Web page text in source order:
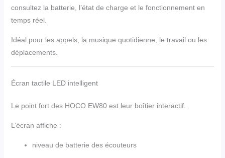
consultez la batterie, l’état de charge et le fonctionnement en
temps réel.
Idéal pour les appels, la musique quotidienne, le travail ou les
déplacements.
Écran tactile LED intelligent
Le point fort des HOCO EW80 est leur boîtier interactif.
L’écran affiche :
niveau de batterie des écouteurs